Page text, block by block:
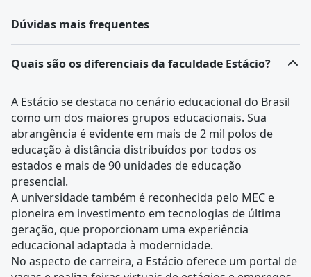
Dúvidas mais frequentes
Quais são os diferenciais da faculdade Estácio?
A Estácio se destaca no cenário educacional do Brasil
como um dos maiores grupos educacionais. Sua
abrangência é evidente em mais de 2 mil polos de
educação à distância distribuídos por todos os
estados e mais de 90 unidades de educação
presencial.
A universidade também é reconhecida pelo MEC e
pioneira em investimento em tecnologias de última
geração, que proporcionam uma experiência
educacional adaptada à modernidade.
No aspecto de carreira, a Estácio oferece um portal de